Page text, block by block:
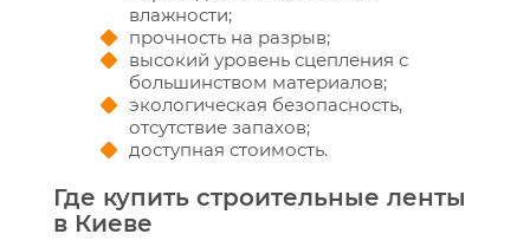
влажности;
прочность на разрыв;
высокий уровень сцепления с
большинством материалов;
экологическая безопасность,
отсутствие запахов;
доступная стоимость.
Где купить строительные ленты
в Киеве